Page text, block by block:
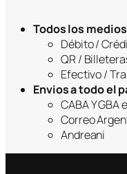
Todos los
Débito /
QR /
Efectivo /
Envios a todo el
CABA Y GBA
Correo
Andreani